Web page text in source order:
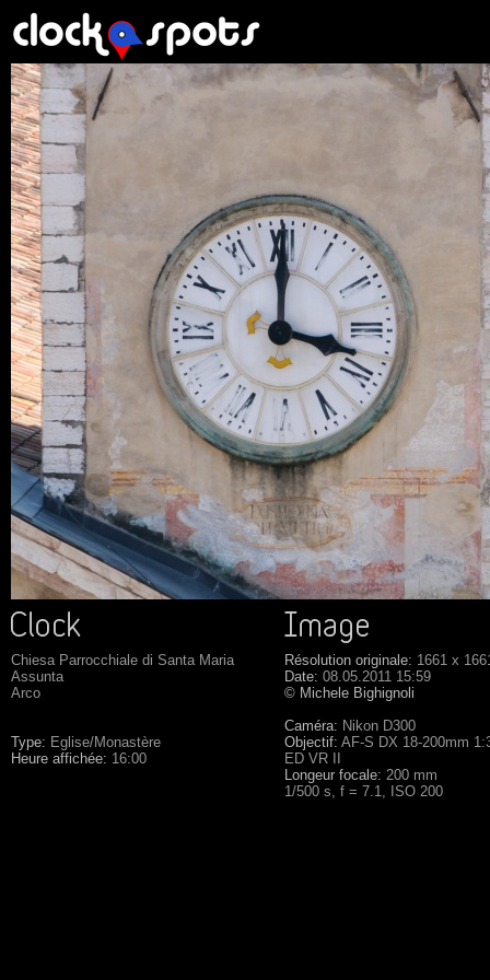
Chiesa Parrocchiale di Santa Maria
Assunta
Arco
Type: Eglise/Monastère
Heure affichée: 16:00
Résolution originale: 1661 x
Date: 08.05.2011 15:59
© Michele Bighignoli
Caméra: Nikon D300
Objectif: AF-S DX 18-200mm
ED VR II
Longeur focale: 200 mm
1/500 s, f = 7.1, ISO 200